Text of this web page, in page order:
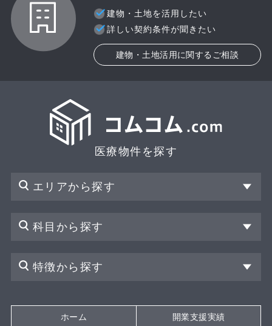
建物・土地を活用したい
詳しい契約条件が聞きたい
建物・土地活用に関するご相談
医療物件を探す
エリアから探す
科目から探す
特徴から探す
ホーム 開業支援実績